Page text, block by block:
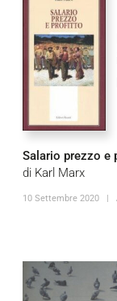
Salario prezzo e
di Karl Marx
10 Settembre 2020 |